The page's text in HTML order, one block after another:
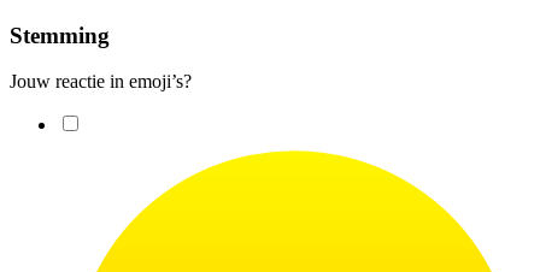
Stemming
Jouw reactie in emoji’s?